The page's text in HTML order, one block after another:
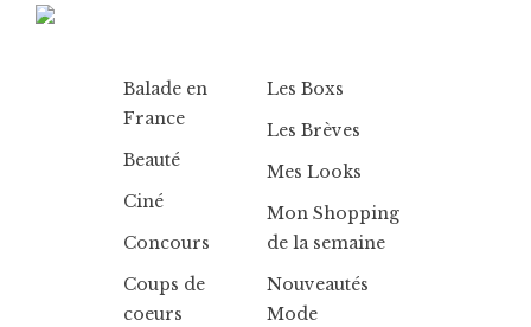
Balade en
France
Beauté
Ciné
Concours
Coups de
coeurs
Les Boxs
Les Brèves
Mes Looks
Mon Shopping
de la semaine
Nouveautés
Mode